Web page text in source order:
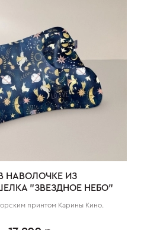
НАВОЛОЧКЕ ИЗ
"ЗВЕЗДНОЕ НЕБО"
принтом Карины Кино.